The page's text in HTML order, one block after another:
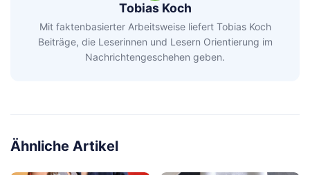
Tobias Koch
Mit faktenbasierter Arbeitsweise liefert Tobias Koch
Beiträge, die Leserinnen und Lesern Orientierung im
Nachrichtengeschehen geben.
Ähnliche Artikel